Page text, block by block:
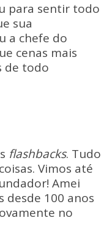
para sentir todo
sua
a chefe do
cenas mais
de todo
flashbacks. Tudo
Vimos até
Amei
desde 100 anos
no